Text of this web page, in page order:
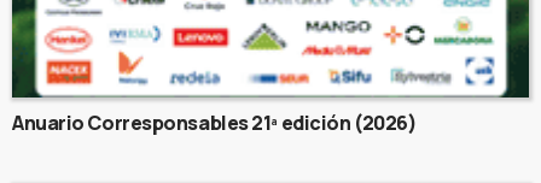
Anuario Corresponsables 21ª edición (2026)